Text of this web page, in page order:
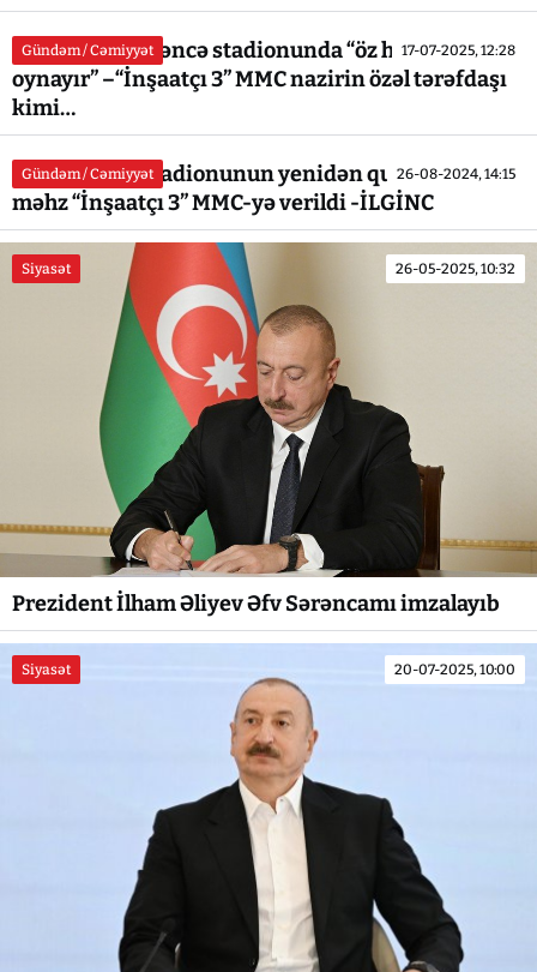
Gündəm / Cəmiyyət 17-07-2025, 12:28
Fərid Qyıbov Gəncə stadionunda “öz havasını
oynayır” –“İnşaatçı 3” MMC nazirin özəl tərəfdaşı
kimi…
Gündəm / Cəmiyyət 26-08-2024, 14:15
Gəncə şəhər stadionunun yenidən qurulması niyə
məhz “İnşaatçı 3” MMC-yə verildi -İLGİNC
Siyasət 26-05-2025, 10:32
Prezident İlham Əliyev Əfv Sərəncamı imzalayıb
Siyasət 20-07-2025, 10:00